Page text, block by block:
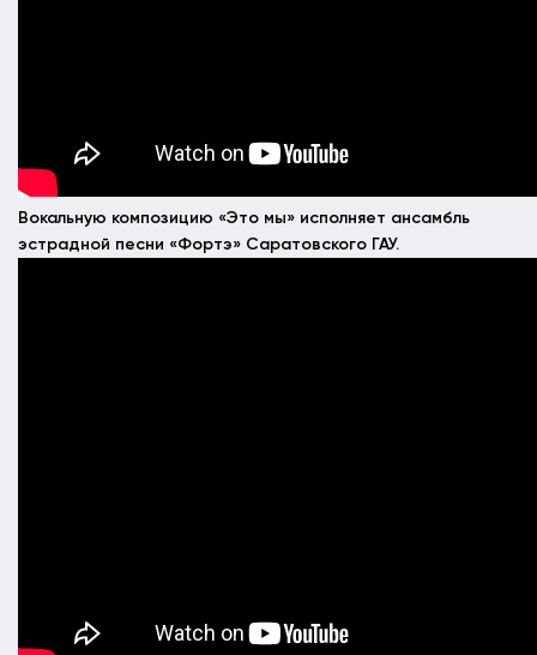
Вокальную композицию «Это мы» исполняет ансамбль
эстрадной песни «Фортэ» Саратовского ГАУ.